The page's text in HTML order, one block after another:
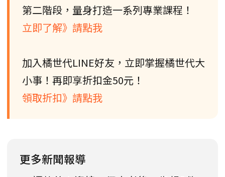
第二階段，量身打造一系列專業課程！
立即了解》請點我
加入橘世代LINE好友，立即掌握橘世代大
小事！再即享折扣金50元！
領取折扣》請點我
更多新聞報導